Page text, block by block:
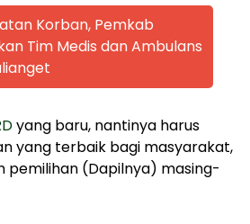
Korban, Pemkab
Tim Medis dan Ambulans
yang baru, nantinya harus
yang terbaik bagi masyarakat,
pemilihan (Dapilnya) masing-